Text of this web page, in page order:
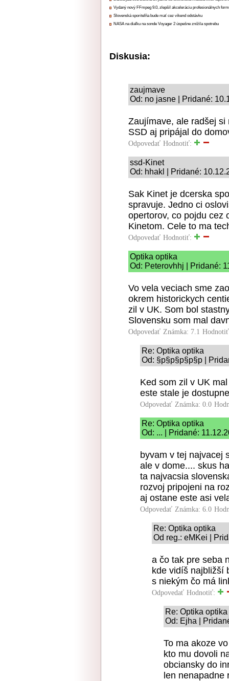
Vydaný nový FFmpeg 9.0, zlepšil akceleráciu profesionálnych
Slovenská sporiteľňa bude mať cez víkend odstávku
NASA na diaľku na sonde Voyager 2 úspešne znížila spotrebu
Diskusia:
zaujmave
Od: no jasne | Pridané:
Zaujímave, ale radšej
SSD aj pripájal do
Odpovedať Hodnotiť:
ssd-Kinet
Od: hhakl | Pridané:
Sak Kinet je dcerska
spravuje. Jedno ci
opertorov, co pojdu cez
Kinetom. Cele to ma
Odpovedať Hodnotiť:
Optika optika
Od: Peterovhhj | Pridané:
Vo vela veciach sme
okrem historickych
zil v UK. Som bol
Slovensku som mal
Odpovedať Známka: 7.1
Re: Optika optika
Od: §p§p§p§p§p |
Ked som zil v UK
este stale je
Odpovedať Známka: 0.0
Re: Optika optika
Od: ... | Pridané:
byvam v tej najvacej
ale v dome.... skus
ta najvacsia
rozvoj pripojeni na
aj ostane este asi
Odpovedať Známka: 6.0
Re: Optika optika
Od reg.: eMKei |
a čo tak pre seba
kde vidíš najbližší
s niekým čo má
Odpovedať Hodnotiť:
Re: Optika optika
Od: Ejha |
To ma akoze
kto mu dovoli
obciansky do
len nenapadne